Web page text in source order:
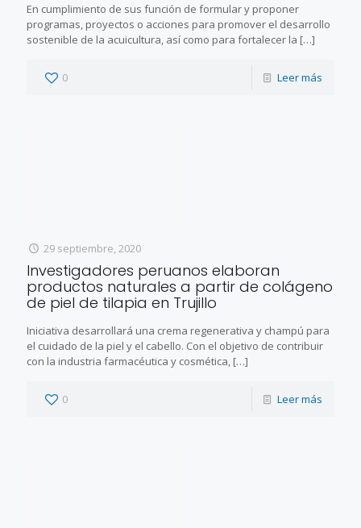
En cumplimiento de sus función de formular y proponer
programas, proyectos o acciones para promover el desarrollo
sostenible de la acuicultura, así como para fortalecer la […]
0 Leer más
29 septiembre, 2020
Investigadores peruanos elaboran
productos naturales a partir de colágeno
de piel de tilapia en Trujillo
Iniciativa desarrollará una crema regenerativa y champú para
el cuidado de la piel y el cabello. Con el objetivo de contribuir
con la industria farmacéutica y cosmética, […]
0 Leer más